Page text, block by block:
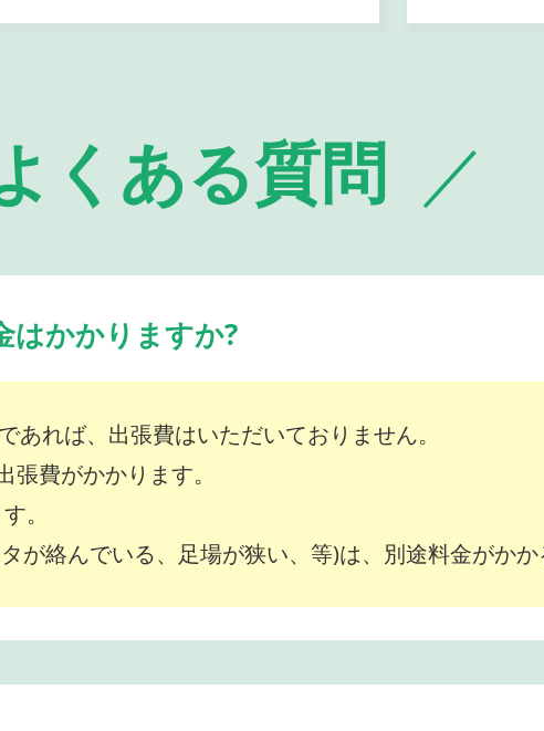
くある質問
はかかりますか?
れば、出張費はいただいておりません。
費がかかります。
。
が絡んでいる、足場が狭い、等)は、別途料金がかか